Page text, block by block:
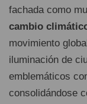
fachada como
cambio
movimiento
iluminación de
emblemáticos
consolidándose